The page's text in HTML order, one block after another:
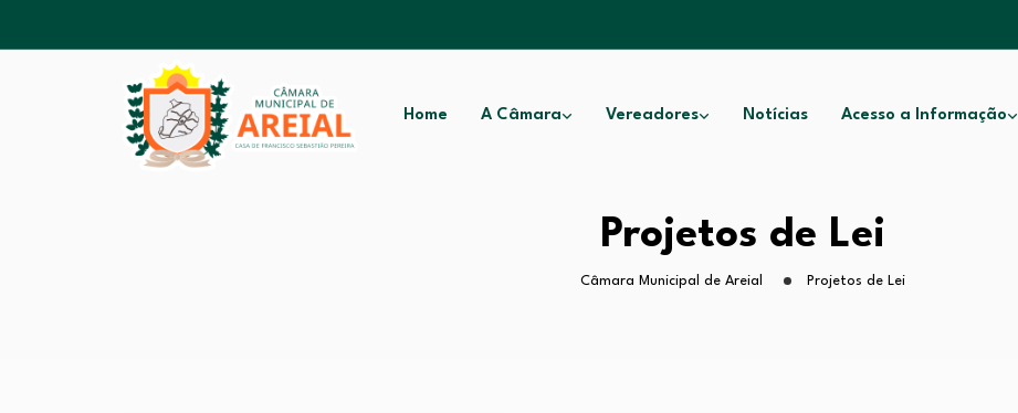
Home A Câmara Vereadores Notícias Acesso a Informação
Projetos de Lei
Câmara Municipal de Areial Projetos de Lei